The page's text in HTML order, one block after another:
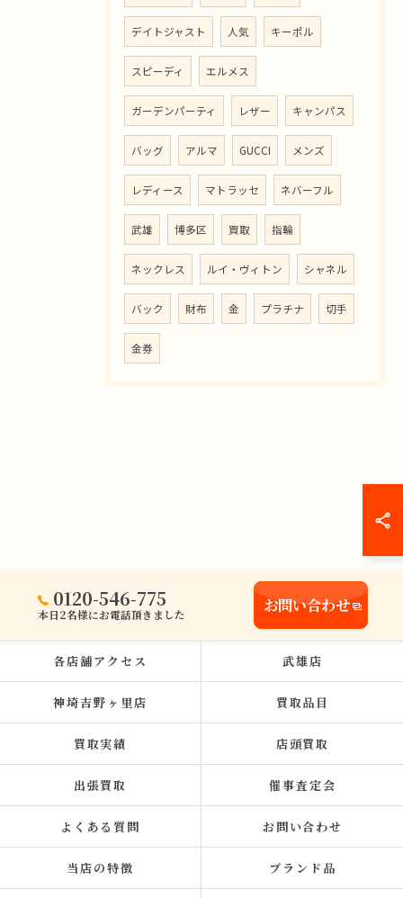
デイトジャスト 人気 キーポル
スピーディ エルメス
ガーデンパーティ レザー キャンパス
バッグ アルマ GUCCI メンズ
レディース マトラッセ ネバーフル
武雄 博多区 買取 指輪
ネックレス ルイ・ヴィトン シャネル
バック 財布 金 プラチナ 切手
金券
0120-546-775
本日2名様にお電話頂きました お問い合わせ
各店舗アクセス 武雄店
神埼吉野ヶ里店 買取品目
買取実績 店頭買取
出張買取 催事査定会
よくある質問 お問い合わせ
当店の特徴 ブランド品